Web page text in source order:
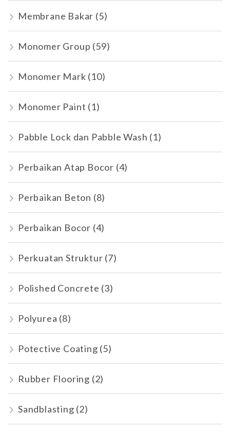
Membrane Bakar (5)
Monomer Group (59)
Monomer Mark (10)
Monomer Paint (1)
Pabble Lock dan Pabble Wash (1)
Perbaikan Atap Bocor (4)
Perbaikan Beton (8)
Perbaikan Bocor (4)
Perkuatan Struktur (7)
Polished Concrete (3)
Polyurea (8)
Potective Coating (5)
Rubber Flooring (2)
Sandblasting (2)